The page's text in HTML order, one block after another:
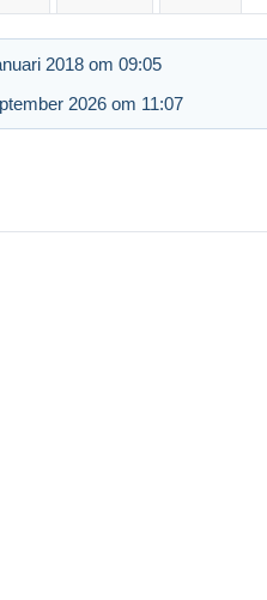
2018 om 09:05
2026 om 11:07